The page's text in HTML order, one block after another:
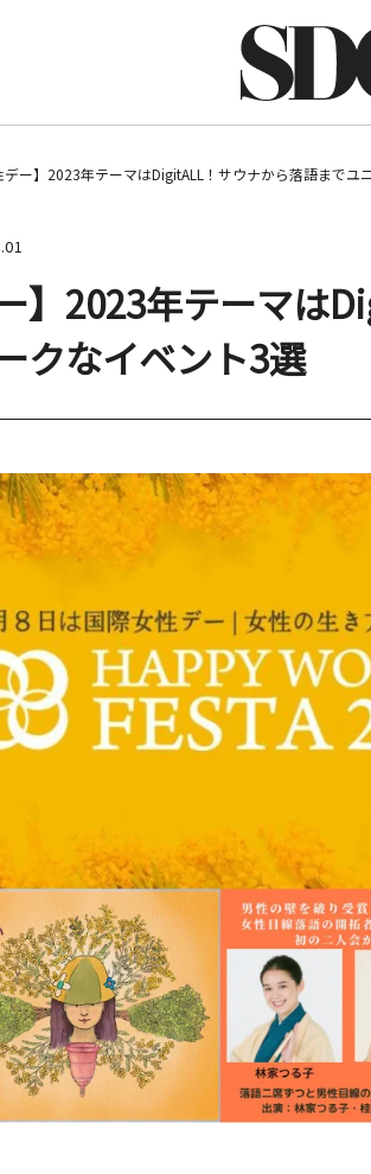
デー】2023年テーマはDigitALL！サウナから落語までユ
】2023年テーマは
クなイベント3選